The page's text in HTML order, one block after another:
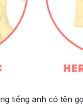
tiếng anh có tên